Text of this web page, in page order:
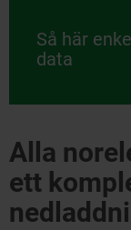
Så här
data
Alla
ett